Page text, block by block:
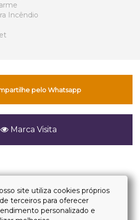
Incêndio
pelo Whatsapp
Marca Visita
4118-2828
site utiliza cookies próprios
terceiros para oferecer
personalizado e